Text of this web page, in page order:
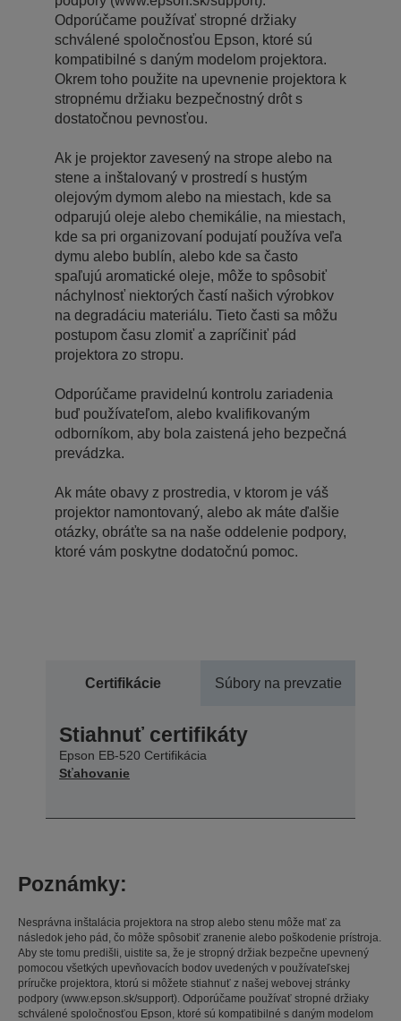
Odporúčame používať stropné držiaky
schválené spoločnosťou Epson, ktoré sú
kompatibilné s daným modelom projektora.
Okrem toho použite na upevnenie projektora k
stropnému držiaku bezpečnostný drôt s
dostatočnou pevnosťou.
Ak je projektor zavesený na strope alebo na
stene a inštalovaný v prostredí s hustým
olejovým dymom alebo na miestach, kde sa
odparujú oleje alebo chemikálie, na miestach,
kde sa pri organizovaní podujatí používa veľa
dymu alebo bublín, alebo kde sa často
spaľujú aromatické oleje, môže to spôsobiť
náchylnosť niektorých častí našich výrobkov
na degradáciu materiálu. Tieto časti sa môžu
postupom času zlomiť a zapríčiniť pád
projektora zo stropu.
Odporúčame pravidelnú kontrolu zariadenia
buď používateľom, alebo kvalifikovaným
odborníkom, aby bola zaistená jeho bezpečná
prevádzka.
Ak máte obavy z prostredia, v ktorom je váš
projektor namontovaný, alebo ak máte ďalšie
otázky, obráťte sa na naše oddelenie podpory,
ktoré vám poskytne dodatočnú pomoc.
Certifikácie Súbory na prevzatie
Stiahnuť certifikáty
Epson EB-520 Certifikácia
Sťahovanie
Poznámky:
Nesprávna inštalácia projektora na strop alebo stenu môže mať za
následok jeho pád, čo môže spôsobiť zranenie alebo poškodenie prístroja.
Aby ste tomu predišli, uistite sa, že je stropný držiak bezpečne upevnený
pomocou všetkých upevňovacích bodov uvedených v používateľskej
príručke projektora, ktorú si môžete stiahnuť z našej webovej stránky
podpory (www.epson.sk/support). Odporúčame používať stropné držiaky
schválené spoločnosťou Epson, ktoré sú kompatibilné s daným modelom